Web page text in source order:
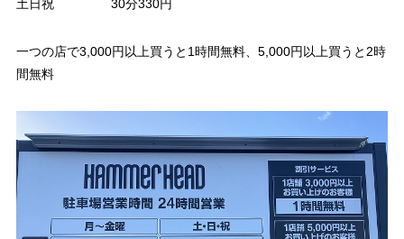
土日祝 30分330円
一つの店で3,000円以上買うと1時間無料、5,000円以上買うと2時
間無料